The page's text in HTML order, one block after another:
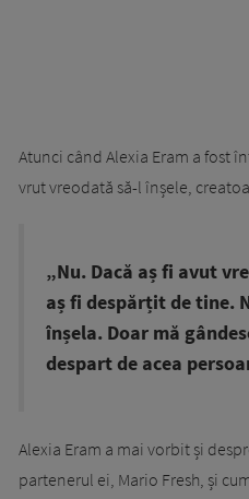
Atunci când Alexia Eram a fost
vrut vreodată să-l înșele,
„Nu. Dacă aș fi avut
aș fi despărțit de tine.
înșela. Doar mă
despart de acea
Alexia Eram a mai vorbit și
partenerul ei, Mario Fresh, și